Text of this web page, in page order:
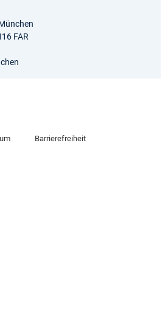
FAR
Barrierefreiheit